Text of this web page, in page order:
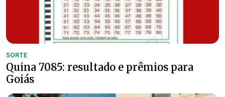
SORTE
Quina 7085: resultado e prêmios para
Goiás